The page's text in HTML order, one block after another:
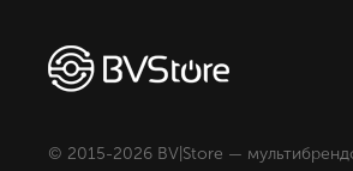
© 2015-2026 BV|Store —